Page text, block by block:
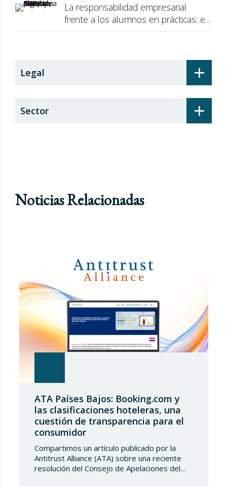
La responsabilidad empresarial
frente a los alumnos en prácticas: el
+
Legal
+
Sector
Noticias Relacionadas
ATA Países Bajos: Booking.com y
las clasificaciones hoteleras, una
cuestión de transparencia para el
consumidor
Compartimos un artículo publicado por la
Antitrust Alliance (ATA) sobre una reciente
resolución del Consejo de Apelaciones del